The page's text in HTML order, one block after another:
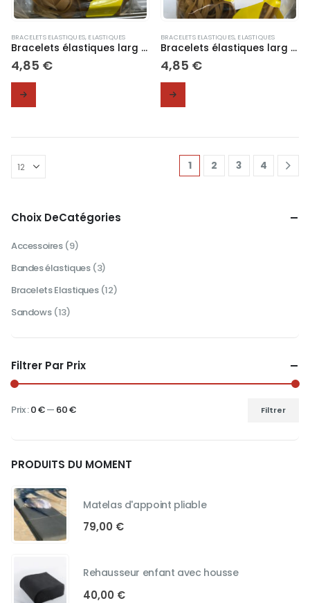
page
du
produit
BRACELETS ELASTIQUES, ELASTIQUES
Bracelets élastiques larg 10 mm Assortiment sac 200 gr
4,85 €
BRACELETS ELASTIQUES, ELASTIQUES
Bracelets élastiques larg 5 mm Assortiment sac 200 gr
4,85 €
1 2 3 4
Choix DeCatégories
Accessoires (9)
Bandes élastiques (3)
Bracelets Elastiques (12)
Sandows (13)
Filtrer Par Prix
Filtrer
Prix :0 €— 60 €
PRODUITS DU MOMENT
Matelas d'appoint pliable
79,00 €
Rehausseur enfant avec housse
40,00 €